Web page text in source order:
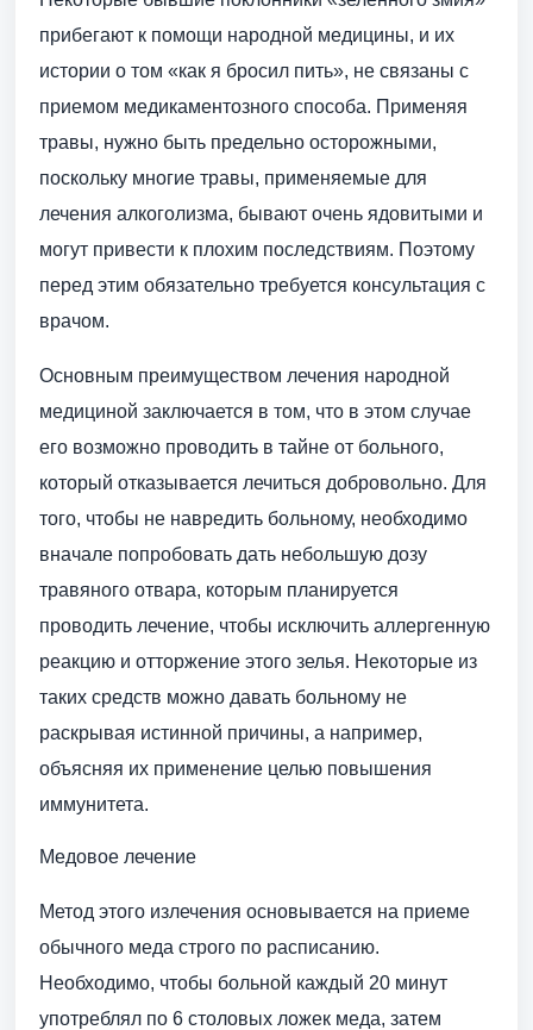
прибегают к помощи народной медицины, и их
истории о том «как я бросил пить», не связаны с
приемом медикаментозного способа. Применяя
травы, нужно быть предельно осторожными,
поскольку многие травы, применяемые для
лечения алкоголизма, бывают очень ядовитыми и
могут привести к плохим последствиям. Поэтому
перед этим обязательно требуется консультация с
врачом.
Основным преимуществом лечения народной
медициной заключается в том, что в этом случае
его возможно проводить в тайне от больного,
который отказывается лечиться добровольно. Для
того, чтобы не навредить больному, необходимо
вначале попробовать дать небольшую дозу
травяного отвара, которым планируется
проводить лечение, чтобы исключить аллергенную
реакцию и отторжение этого зелья. Некоторые из
таких средств можно давать больному не
раскрывая истинной причины, а например,
объясняя их применение целью повышения
иммунитета.
Медовое лечение
Метод этого излечения основывается на приеме
обычного меда строго по расписанию.
Необходимо, чтобы больной каждый 20 минут
употреблял по 6 столовых ложек меда, затем